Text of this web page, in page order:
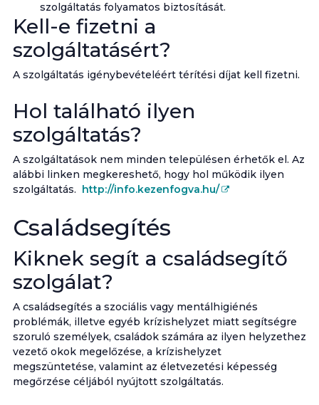
szolgáltatás folyamatos biztosítását.
Kell-e fizetni a
szolgáltatásért?
A szolgáltatás igénybevételéért térítési díjat kell fizetni.
Hol található ilyen
szolgáltatás?
A szolgáltatások nem minden településen érhetők el. Az
alábbi linken megkereshető, hogy hol működik ilyen
szolgáltatás. http://info.kezenfogva.hu/
Családsegítés
Kiknek segít a családsegítő
szolgálat?
A családsegítés a szociális vagy mentálhigiénés
problémák, illetve egyéb krízishelyzet miatt segítségre
szoruló személyek, családok számára az ilyen helyzethez
vezető okok megelőzése, a krízishelyzet
megszüntetése, valamint az életvezetési képesség
megőrzése céljából nyújtott szolgáltatás.